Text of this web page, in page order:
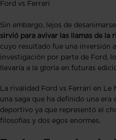
Ford vs Ferrari
Sin embargo, lejos de
sirvió para avivar las llamas de la
cuyo resultado fue una inversión
investigación por parte de Ford,
llevaría a la gloria en futuras
La rivalidad Ford vs Ferrari en Le
una saga que ha definido una era
deportivo ya que representó el
filosofías y dos egos enormes.